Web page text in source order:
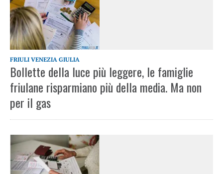
FRIULI VENEZIA GIULIA
Bollette della luce più leggere, le famiglie
friulane risparmiano più della media. Ma non
per il gas